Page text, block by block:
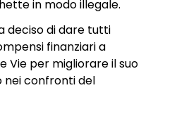
in modo illegale.
deciso di dare tutti
finanziari a
Vie per migliorare il suo
nei confronti del